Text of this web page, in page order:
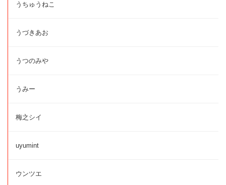
うちゅうねこ
うづきあお
うつのみや
うみー
梅之シイ
uyumint
ウンツエ